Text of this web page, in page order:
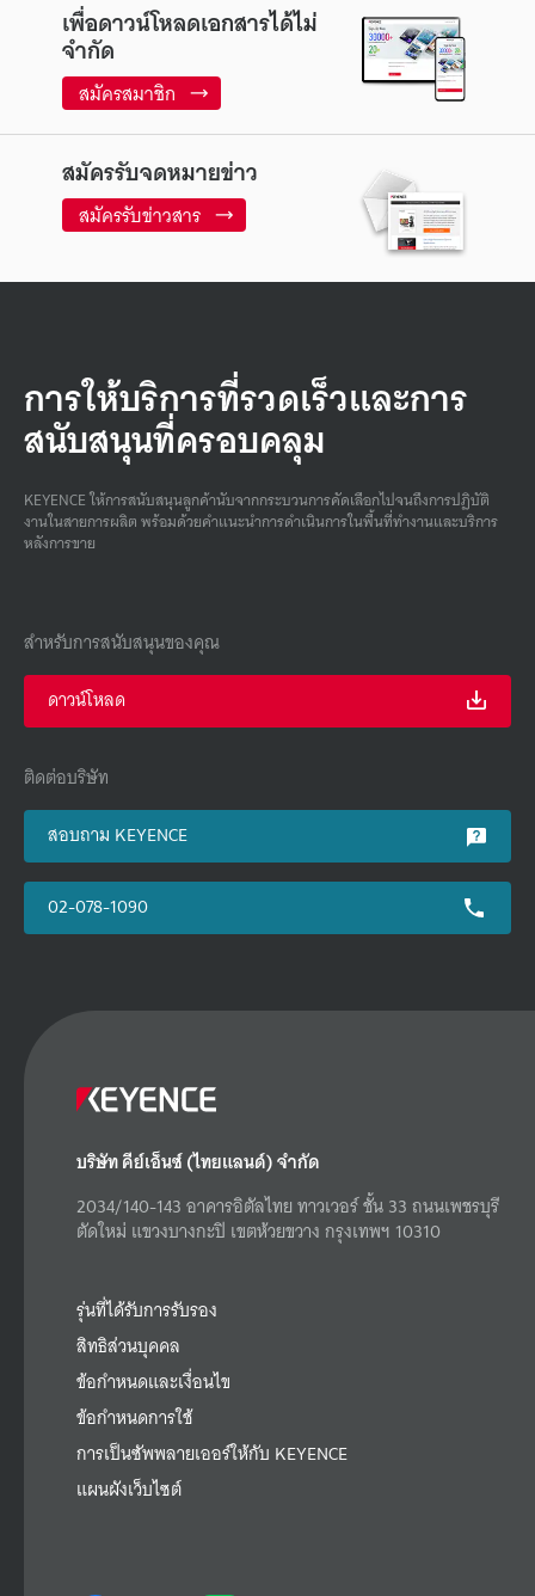
เพื่อดาวน์โหลดเอกสารได้ไม่
จำกัด
สมัครสมาชิก
สมัครรับจดหมายข่าว
สมัครรับข่าวสาร
การให้บริการที่รวดเร็วและการ
สนับสนุนที่ครอบคลุม
KEYENCE ให้การสนับสนุนลูกค้านับจากกระบวนการคัดเลือกไปจนถึงการปฏิบัติ
งานในสายการผลิต พร้อมด้วยคําแนะนําการดําเนินการในพื้นที่ทํางานและบริการ
หลังการขาย
สำหรับการสนับสนุนของคุณ
ดาวน์โหลด
ติดต่อบริษัท
สอบถาม KEYENCE
02-078-1090
บริษัท คีย์เอ็นซ์ (ไทยแลนด์) จำกัด
2034/140-143 อาคารอิตัลไทย ทาวเวอร์ ชั้น 33 ถนนเพชรบุรี
ตัดใหม่ แขวงบางกะปิ เขตห้วยขวาง กรุงเทพฯ 10310
รุ่นที่ได้รับการรับรอง
สิทธิส่วนบุคคล
ข้อกำหนดและเงื่อนไข
ข้อกำหนดการใช้
การเป็นซัพพลายเออร์ให้กับ KEYENCE
แผนผังเว็บไซต์